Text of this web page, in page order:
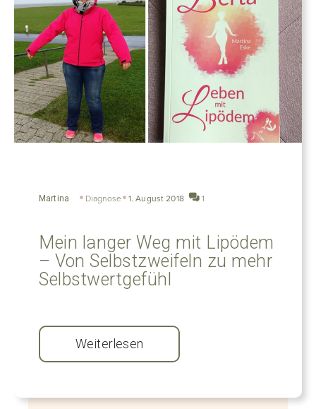
Martina Diagnose 1. August 2018 1
Mein langer Weg mit Lipödem
– Von Selbstzweifeln zu mehr
Selbstwertgefühl
Weiterlesen